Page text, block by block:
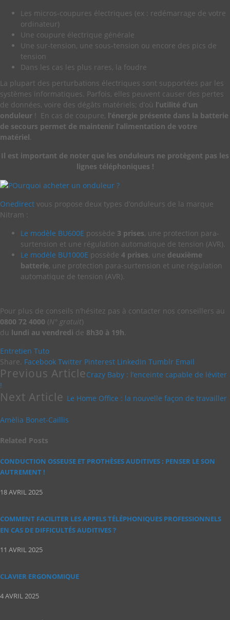
Les micros-coupures électriques (ex : redémarrage de votre
ordinateur)
Une coupure électrique générale
Une sur-tension, une sous-tension ou encore des pics de
tension
Dans les cas les plus rares, la foudre
La plupart des perturbations électriques sont supportées par les
systèmes informatiques. Parfois, elles peuvent causer des pertes
de données, voire des dégâts matériels; d’où l’utilité d’un
onduleur ! En cas de coupure, l’énergie présente dans la batterie
de secours permet de maintenir l’alimentation de votre
matériel
Il est important de noter que les onduleurs ne protègent pas les
lignes téléphoniques !
Onedirect vous propose deux types d’onduleurs de la marque
Nitram :
Le modèle BU600E possède 3 prises, une protection para-
surtension et une régulation automatique de tension (AVR).
Le modèle BU1000E possède 4 prises, une deuxième
batterie, une protection para-surtension et une régulation
automatique de tension (AVR).
Pour plus de conseils n’hésitez pas à contacter nos conseillers au
0800 72 4000 (N° gratuit)
du lundi au vendredi de 8h30 à 19h.
Entretien Tuto
Share. Facebook Twitter Pinterest LinkedIn Tumblr Email
Previous Article Crazy Baby : l’enceinte capable de léviter
!
Next Article Le Home Office : la nouvelle façon de travailler
Amèlia Bonet-Caillis
Related Posts
CONDUCTION OSSEUSE ET PROTHÈSES AUDITIVES : PENSER LE SON
AUTREMENT !
18 AVRIL 2025
COMMENT FACILITER LES APPELS TÉLÉPHONIQUES PROFESSIONNELS
EN CAS DE DIFFICULTÉS AUDITIVES ?
11 AVRIL 2025
CLAVIER ERGONOMIQUE
4 AVRIL 2025